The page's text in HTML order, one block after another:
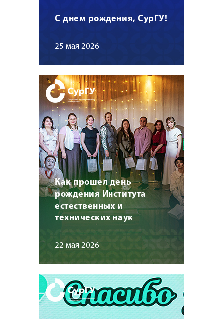
С днем рождения, СурГУ!
25 мая 2026
Как прошел день
рождения Института
естественных и
технических наук
22 мая 2026